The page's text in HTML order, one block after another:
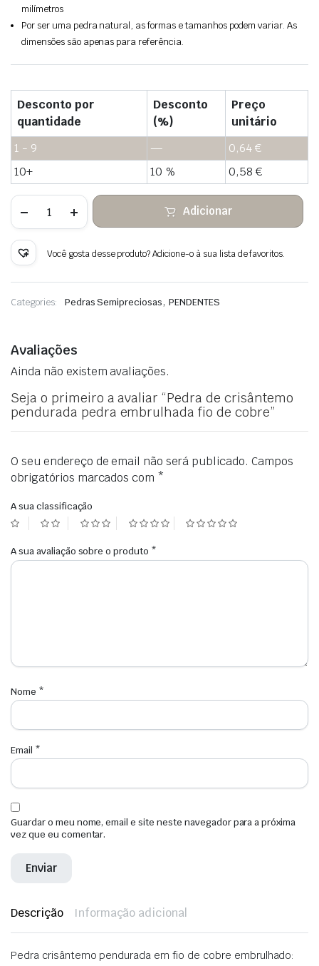
milímetros
Por ser uma pedra natural, as formas e tamanhos podem variar. As
dimensões são apenas para referência.
Desconto por
quantidade
Desconto
(%)
Preço
unitário
1 - 9
— 0,64€
10+
10 % 0,58 €
Quantidade
Pedra
crisântemo
pendurada
embrulhada
fio
de
Adicionar
Você gosta desse produto? Adicione-o à sua lista de favoritos.
Categories: Pedras Semipreciosas,PENDENTES
Avaliações
Ainda não existem avaliações.
Seja o primeiro a avaliar “Pedra de crisântemo
pendurada pedra embrulhada fio de cobre”
O seu endereço de email não será publicado. Campos
obrigatórios marcados com *
A sua classificação
A sua avaliação sobre o produto *
Nome *
Email *
Guardar o meu nome, email e site neste navegador para a próxima
vez que eu comentar.
Descrição Informação adicional
Pedra crisântemo pendurada em fio de cobre embrulhado: